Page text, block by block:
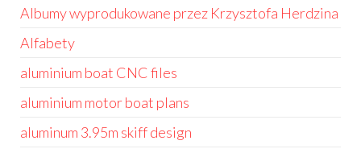
Albumy wyprodukowane przez Krzysztofa Herdzina
Alfabety
aluminium boat CNC files
aluminium motor boat plans
aluminum 3.95m skiff design